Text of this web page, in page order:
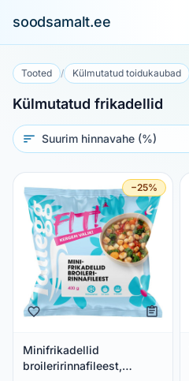
soodsamalt.ee
Tooted / Külmutatud toidukaubad
Külmutatud frikadellid
Sorteeri
−25%
Minifrikadellid
broileririnnafileest,